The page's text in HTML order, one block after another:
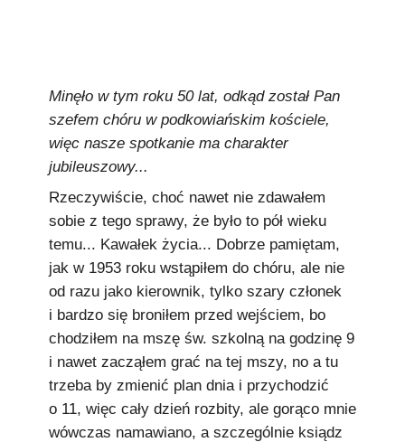
redakcja@podkowianskimagazyn.pl
Wszelkie prawa zastrzeżone
Minęło w tym roku 50 lat, odkąd został Pan
szefem chóru w podkowiańskim kościele,
więc nasze spotkanie ma charakter
jubileuszowy...
Rzeczywiście, choć nawet nie zdawałem
sobie z tego sprawy, że było to pół wieku
temu... Kawałek życia... Dobrze pamiętam,
jak w 1953 roku wstąpiłem do chóru, ale nie
od razu jako kierownik, tylko szary członek
i bardzo się broniłem przed wejściem, bo
chodziłem na mszę św. szkolną na godzinę 9
i nawet zacząłem grać na tej mszy, no a tu
trzeba by zmienić plan dnia i przychodzić
o 11, więc cały dzień rozbity, ale gorąco mnie
wówczas namawiano, a szczególnie ksiądz